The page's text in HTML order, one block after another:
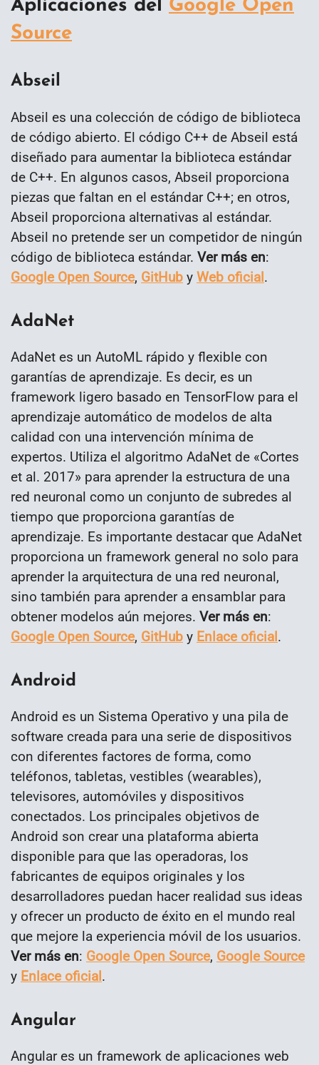
Aplicaciones del Google Open
Source
Abseil
Abseil es una colección de código de biblioteca
de código abierto. El código C++ de Abseil está
diseñado para aumentar la biblioteca estándar
de C++. En algunos casos, Abseil proporciona
piezas que faltan en el estándar C++; en otros,
Abseil proporciona alternativas al estándar.
Abseil no pretende ser un competidor de ningún
código de biblioteca estándar. Ver más en:
Google Open Source, GitHub y Web oficial.
AdaNet
AdaNet es un AutoML rápido y flexible con
garantías de aprendizaje. Es decir, es un
framework ligero basado en TensorFlow para el
aprendizaje automático de modelos de alta
calidad con una intervención mínima de
expertos. Utiliza el algoritmo AdaNet de «Cortes
et al. 2017» para aprender la estructura de una
red neuronal como un conjunto de subredes al
tiempo que proporciona garantías de
aprendizaje. Es importante destacar que AdaNet
proporciona un framework general no solo para
aprender la arquitectura de una red neuronal,
sino también para aprender a ensamblar para
obtener modelos aún mejores. Ver más en:
Google Open Source, GitHub y Enlace oficial.
Android
Android es un Sistema Operativo y una pila de
software creada para una serie de dispositivos
con diferentes factores de forma, como
teléfonos, tabletas, vestibles (wearables),
televisores, automóviles y dispositivos
conectados. Los principales objetivos de
Android son crear una plataforma abierta
disponible para que las operadoras, los
fabricantes de equipos originales y los
desarrolladores puedan hacer realidad sus ideas
y ofrecer un producto de éxito en el mundo real
que mejore la experiencia móvil de los usuarios.
Ver más en: Google Open Source, Google Source
y Enlace oficial.
Angular
Angular es un framework de aplicaciones web